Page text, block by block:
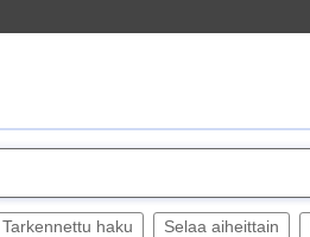
Tarkennettu haku Selaa aiheittain